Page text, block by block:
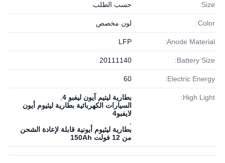
Size: حسب الطلب
Color: لون مخصص
Anode Material:
LFP
Battery Size:
20111140
Electric Energy:
60
High Light: بطارية ليتيم آيون ليفبو 4
السيارات الكهربائية بطارية ليثيوم أيون
لايفبو4
بطارية ليثيوم أيونية قابلة لإعادة الشحن
من 12 فولت 150Ah